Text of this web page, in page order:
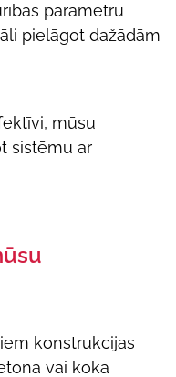
parametru
pielāgot dažādām
mūsu
sistēmu ar
konstrukcijas
vai koka